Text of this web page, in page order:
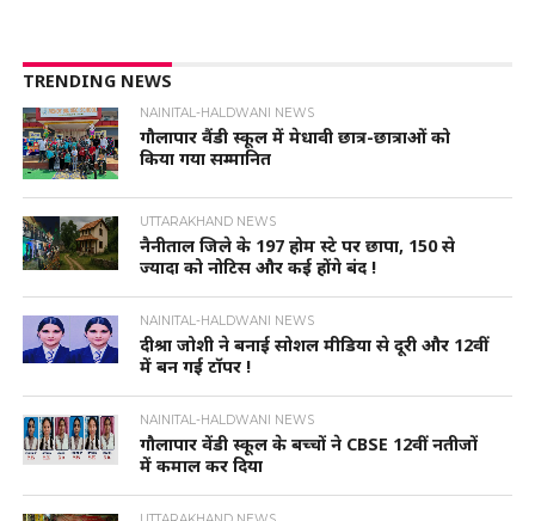
TRENDING NEWS
NAINITAL-HALDWANI NEWS
गौलापार वैंडी स्कूल में मेधावी छात्र-छात्राओं को
किया गया सम्मानित
UTTARAKHAND NEWS
नैनीताल जिले के 197 होम स्टे पर छापा, 150 से
ज्यादा को नोटिस और कई होंगे बंद !
NAINITAL-HALDWANI NEWS
दीश्रा जोशी ने बनाई सोशल मीडिया से दूरी और 12वीं
में बन गई टॉपर !
NAINITAL-HALDWANI NEWS
गौलापार वेंडी स्कूल के बच्चों ने CBSE 12वीं नतीजों
में कमाल कर दिया